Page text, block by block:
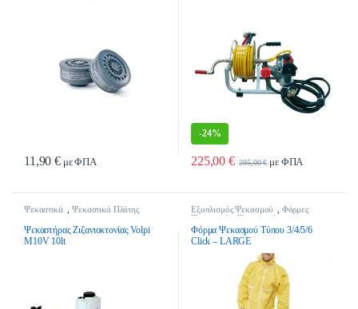
11,90€ με ΦΠΑ
-24%
225,00€ 295,00€με ΦΠΑ
Ψεκαστικά ,Ψεκαστικά Πλάτης
Ψεκαστήρας Ζιζανιοκτονίας Volpi
M10V 10lt
Εξοπλισμός Ψεκασμού , Φόρμες
Ψεκασμού
,Ψεκαστικά
Φόρμα Ψεκασμού Τύπου 3/4/5/6
Click – LARGE